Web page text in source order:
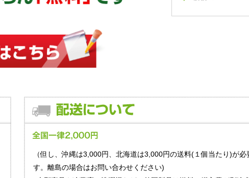
（但し、沖縄は3,000円、北海道は3,000円の送料(１個当たり)が必
す。離島の場合はお問い合わせください)